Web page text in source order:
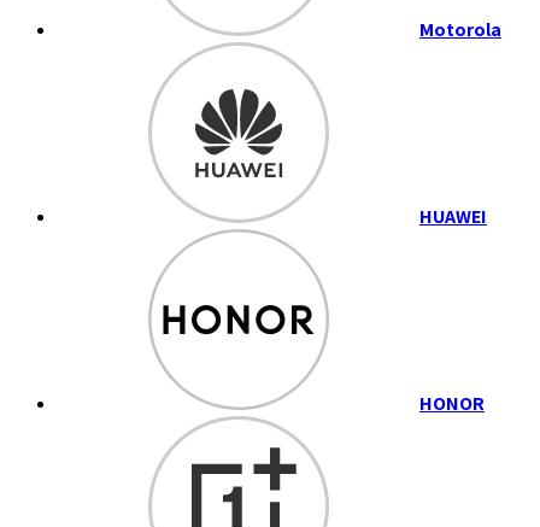
Motorola
HUAWEI
HONOR